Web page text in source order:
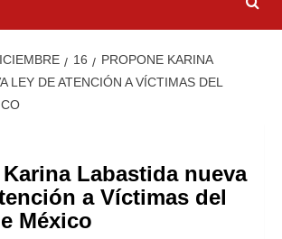
16
PROPONE KARINA
LEY DE ATENCIÓN A VÍCTIMAS DEL
Labastida nueva
a Víctimas del
México